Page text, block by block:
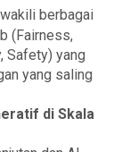
berbagai
(Fairness,
Safety) yang
yang saling
di Skala